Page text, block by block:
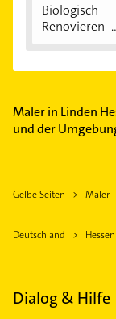
Biologisch
Renovieren -
Maler in Linden
und der
Gelbe Seiten Maler
Deutschland Hessen
Dialog & Hilfe